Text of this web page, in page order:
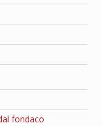
fondaco